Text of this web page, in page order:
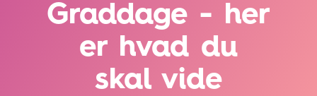
Graddage - her
er hvad du
skal vide